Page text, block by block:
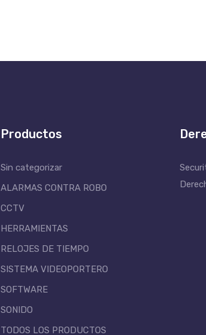
Productos
Sin categorizar
ALARMAS CONTRA ROBO
CCTV
HERRAMIENTAS
RELOJES DE TIEMPO
SISTEMA VIDEOPORTERO
SOFTWARE
SONIDO
TODOS LOS PRODUCTOS